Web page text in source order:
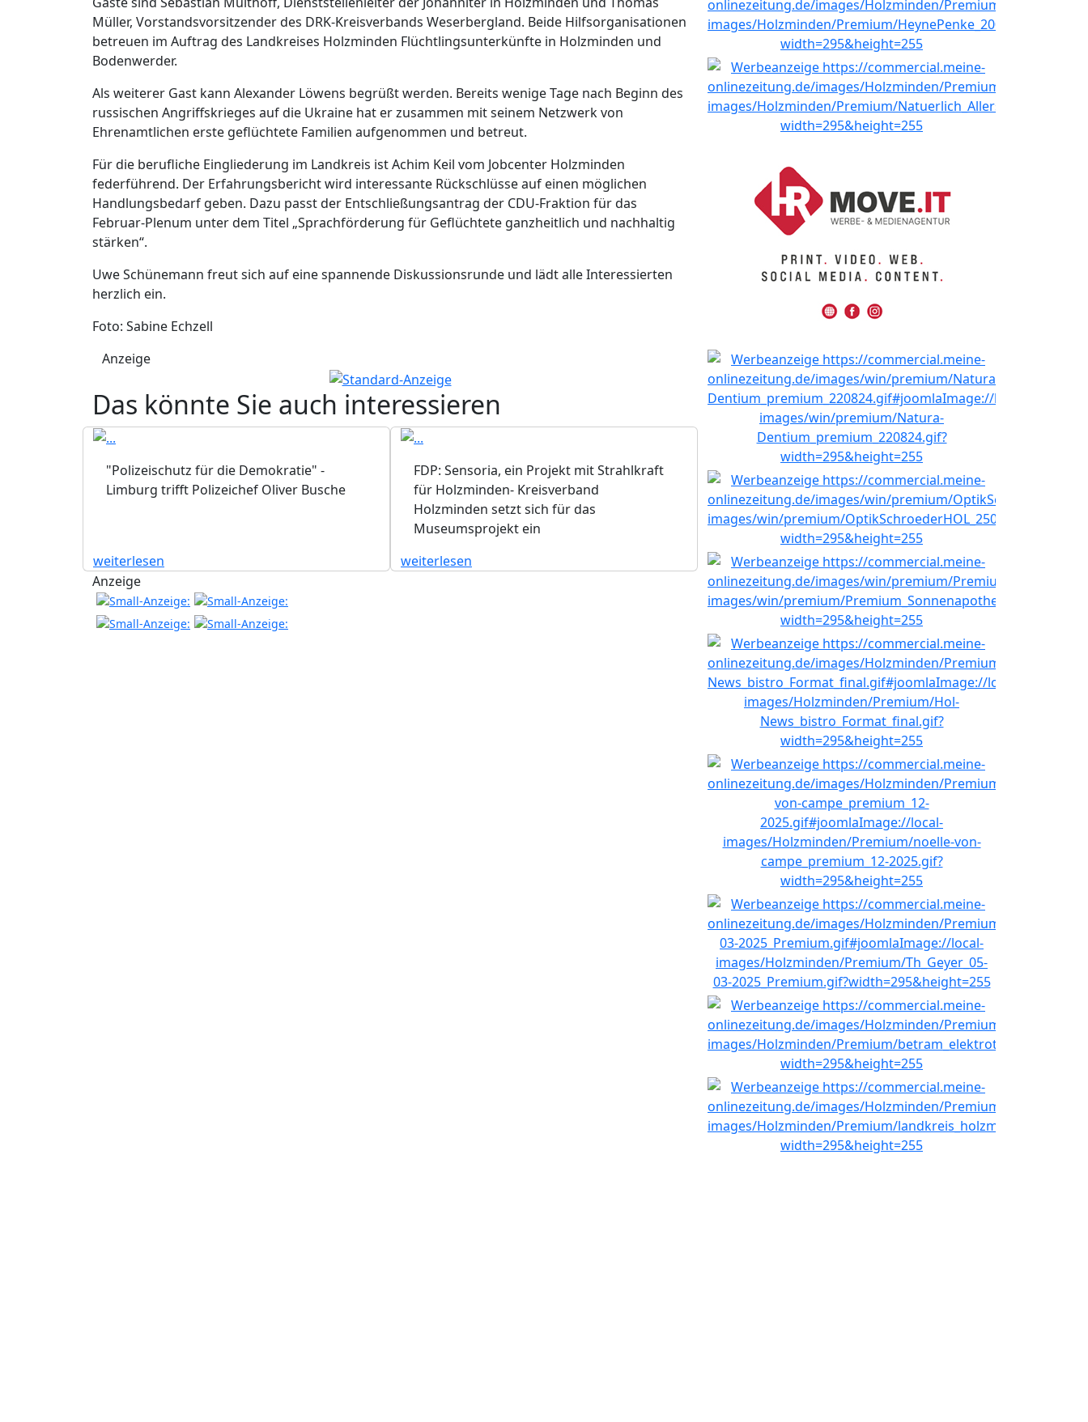
Müller, Vorstandsvorsitzender des DRK-Kreisverbands Weserbergland. Beide Hilfsorganisationen
betreuen im Auftrag des Landkreises Holzminden Flüchtlingsunterkünfte in Holzminden und
Bodenwerder.
Als weiterer Gast kann Alexander Löwens begrüßt werden. Bereits wenige Tage nach Beginn des
russischen Angriffskrieges auf die Ukraine hat er zusammen mit seinem Netzwerk von
Ehrenamtlichen erste geflüchtete Familien aufgenommen und betreut.
Für die berufliche Eingliederung im Landkreis ist Achim Keil vom Jobcenter Holzminden
federführend. Der Erfahrungsbericht wird interessante Rückschlüsse auf einen möglichen
Handlungsbedarf geben. Dazu passt der Entschließungsantrag der CDU-Fraktion für das
Februar-Plenum unter dem Titel „Sprachförderung für Geflüchtete ganzheitlich und nachhaltig
stärken“.
Uwe Schünemann freut sich auf eine spannende Diskussionsrunde und lädt alle Interessierten
herzlich ein.
Foto: Sabine Echzell
Anzeige
Das könnte Sie auch interessieren
"Polizeischutz für die Demokratie" -
Limburg trifft Polizeichef Oliver Busche
weiterlesen
FDP: Sensoria, ein Projekt mit Strahlkraft
für Holzminden- Kreisverband
Holzminden setzt sich für das
Museumsprojekt ein
weiterlesen
Anzeige